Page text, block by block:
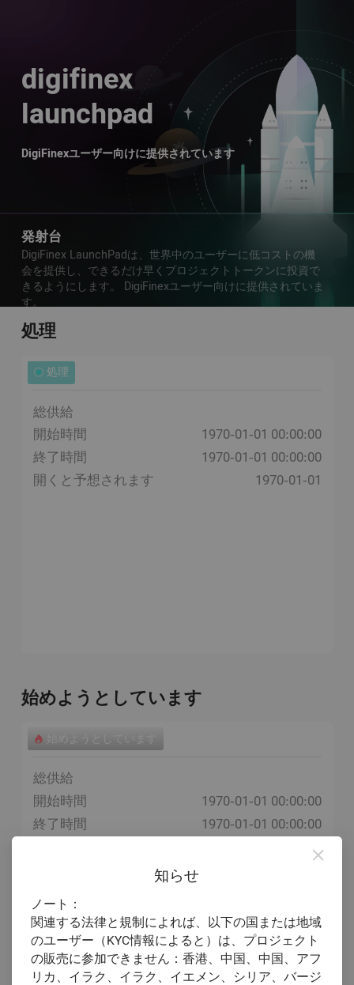
digifinex
launchpad
DigiFinexユーザー向けに提供されています
発射台
DigiFinex LaunchPadは、世界中のユーザーに低コストの機
会を提供し、できるだけ早くプロジェクトトークンに投資で
きるようにします。 DigiFinexユーザー向けに提供されていま
す。
処理
処理
総供給
開始時間
終了時間
開くと予想されます
1970-01-01 00:00:00
1970-01-01 00:00:00
1970-01-01
始めようとしています
総供給
開始時間
終了時間
1970-01-01 00:00:00
1970-01-01 00:00:00
1970-01-01
知らせ
ノート：
関連する法律と規制によれば、以下の国または地域
のユーザー（KYC情報によると）は、プロジェクト
の販売に参加できません：香港、中国、中国、アフ
リカ、イラク、イラク、イエメン、シリア、バージ